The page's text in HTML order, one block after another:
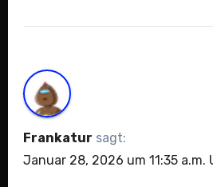
Frankatur sagt:
Januar 28, 2026 um 11:35 a.m.